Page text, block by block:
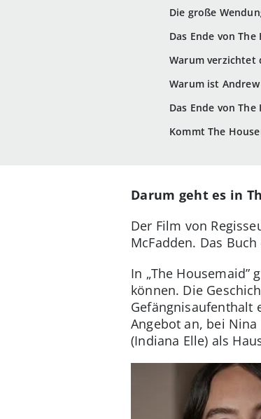
Die große
Das Ende von
Warum verzichtet
Warum ist
Das Ende von
Kommt The
Darum geht es in
Der Film von
McFadden. Das
In „The Housemaid”
können. Die
Gefängnisaufenthalt
Angebot an, bei
(Indiana Elle) als